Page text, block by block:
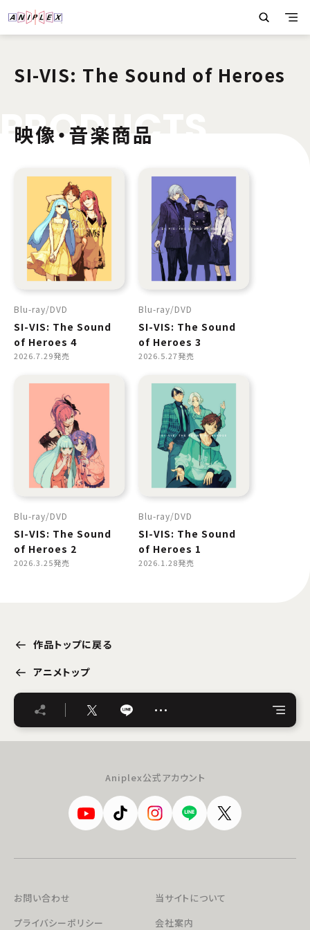
SI-VIS: The Sound of Heroes
PRODUC
映像・音楽商品
Blu-ray DVD
SI-VIS: The Sound
of Heroes 4
2026.7.29発売
Blu-ray DVD
SI-VIS: The Sound
of Heroes 3
2026.5.27発売
Blu-ray DVD
SI-VIS: The Sound
of Heroes 2
2026.3.25発売
Blu-ray DVD
SI-VIS: The Sound
of Heroes 1
2026.1.28発売
作品トップに戻る
アニメトップ
…
Aniplex公式アカウント
お問い合わせ
当サイトについて
プライバシーポリシー
会社案内